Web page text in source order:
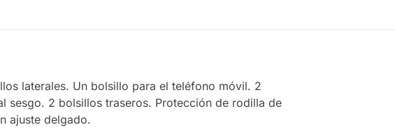
laterales. Un bolsillo para el teléfono móvil. 2
sesgo. 2 bolsillos traseros. Protección de rodilla de
ajuste delgado.